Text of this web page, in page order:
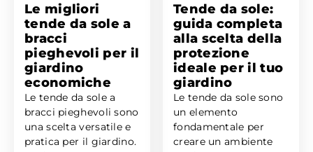
Le migliori
tende da sole a
bracci
pieghevoli per il
giardino
economiche
Le tende da sole a
bracci pieghevoli sono
una scelta versatile e
pratica per il giardino.
Tende da sole:
guida completa
alla scelta della
protezione
ideale per il tuo
giardino
Le tende da sole sono
un elemento
fondamentale per
creare un ambiente